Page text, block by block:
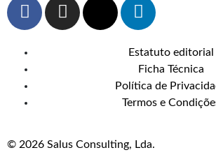
Estatuto editorial
Ficha Técnica
Política de
Termos e
© 2026 Salus Consulting, Lda.